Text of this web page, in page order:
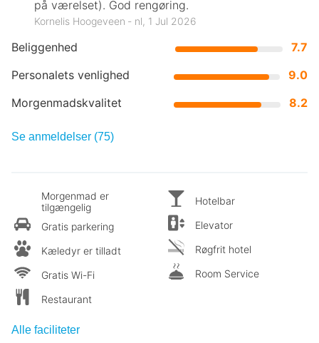
Beliggenhed
7.7
Personalets venlighed
9.0
Morgenmadskvalitet
8.2
på værelset). God rengøring.
Kornelis Hoogeveen ‐ nl, 1 Jul 2026
Se anmeldelser (75)
Morgenmad er
tilgængelig
Gratis parkering
Kæledyr er tilladt
Gratis Wi-Fi
Restaurant
Hotelbar
Elevator
Røgfrit hotel
Room Service
Alle faciliteter